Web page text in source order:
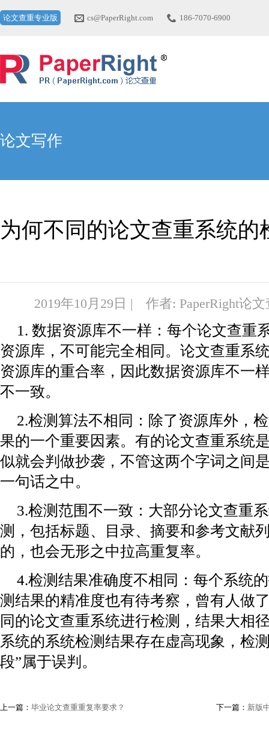
论文查重专业版 cs@PaperRight.com 186-7070-6900
论文写作
为何不同的论文查重系统的
2019年10月29日 | 作者: PaperRight论
1. 数据资源库不一样：每个论文查重
资源库，不可能完全相同。论文查重系
资源库的重合率，因此数据资源库不一
不一致。
2.检测算法不相同：除了资源库外，
果的一个重要因素。有的论文查重系统
似就会判做抄袭，不管这两个字词之间
一句话之中。
3.检测范围不一致：大部分论文查重
测，包括标题、目录、摘要和参考文献
的，也会无形之中拉高重复率。
4.检测结果准确度不相同：每个系统
测结果的精准度也有待考察，曾有人做
同的论文查重系统进行检测，结果大相
系统的系统检测结果存在虚高现象，检
段”属于误判。
上一篇： 毕业论文查重重复率要求？ 下一篇： 新版